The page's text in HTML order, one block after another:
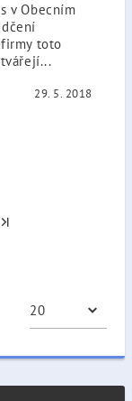
v Obecním
firmy toto
29. 5. 2018